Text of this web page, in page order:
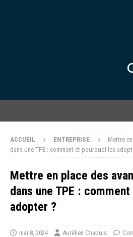
ACCUEIL ENTREPRISE
Mettre
dans une TPE : comment et pourquoi les
Mettre en place des
dans une TPE :
adopter ?
mai 8, 2024 Aurélien Chapuis